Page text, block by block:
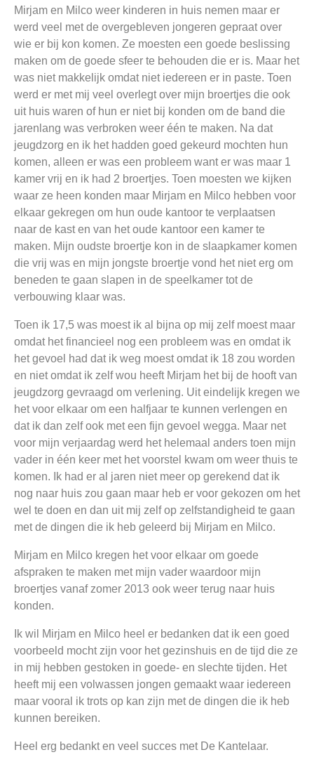
Mirjam en Milco weer kinderen in huis nemen maar er
werd veel met de overgebleven jongeren gepraat over
wie er bij kon komen. Ze moesten een goede beslissing
maken om de goede sfeer te behouden die er is. Maar het
was niet makkelijk omdat niet iedereen er in paste. Toen
werd er met mij veel overlegt over mijn broertjes die ook
uit huis waren of hun er niet bij konden om de band die
jarenlang was verbroken weer één te maken. Na dat
jeugdzorg en ik het hadden goed gekeurd mochten hun
komen, alleen er was een probleem want er was maar 1
kamer vrij en ik had 2 broertjes. Toen moesten we kijken
waar ze heen konden maar Mirjam en Milco hebben voor
elkaar gekregen om hun oude kantoor te verplaatsen
naar de kast en van het oude kantoor een kamer te
maken. Mijn oudste broertje kon in de slaapkamer komen
die vrij was en mijn jongste broertje vond het niet erg om
beneden te gaan slapen in de speelkamer tot de
verbouwing klaar was.
Toen ik 17,5 was moest ik al bijna op mij zelf moest maar
omdat het financieel nog een probleem was en omdat ik
het gevoel had dat ik weg moest omdat ik 18 zou worden
en niet omdat ik zelf wou heeft Mirjam het bij de hooft van
jeugdzorg gevraagd om verlening. Uit eindelijk kregen we
het voor elkaar om een halfjaar te kunnen verlengen en
dat ik dan zelf ook met een fijn gevoel wegga. Maar net
voor mijn verjaardag werd het helemaal anders toen mijn
vader in één keer met het voorstel kwam om weer thuis te
komen. Ik had er al jaren niet meer op gerekend dat ik
nog naar huis zou gaan maar heb er voor gekozen om het
wel te doen en dan uit mij zelf op zelfstandigheid te gaan
met de dingen die ik heb geleerd bij Mirjam en Milco.
Mirjam en Milco kregen het voor elkaar om goede
afspraken te maken met mijn vader waardoor mijn
broertjes vanaf zomer 2013 ook weer terug naar huis
konden.
Ik wil Mirjam en Milco heel er bedanken dat ik een goed
voorbeeld mocht zijn voor het gezinshuis en de tijd die ze
in mij hebben gestoken in goede- en slechte tijden. Het
heeft mij een volwassen jongen gemaakt waar iedereen
maar vooral ik trots op kan zijn met de dingen die ik heb
kunnen bereiken.
Heel erg bedankt en veel succes met De Kantelaar.